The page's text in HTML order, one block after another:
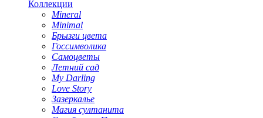
Коллекции
Mineral
Minimal
Брызги цвета
Госсимволика
Самоцветы
Летний сад
My Darling
Love Story
Зазеркалье
Магия султанита